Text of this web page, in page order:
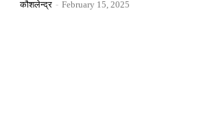
कौशलेन्द्र - February 15, 2025